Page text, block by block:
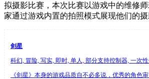
拟摄影比赛，本次比赛以游戏中的维修
家通过游戏内置的拍照模式展现他们的摄
剑星
科幻, 冒险, 写实, 即时, 单人, 部分支持控制器, 一次
《剑星》本身的游戏品质自不必多说，优秀的角色